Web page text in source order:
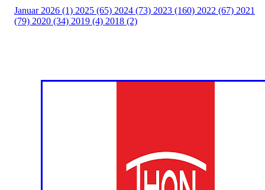
Januar 2026 (1) 2025 (65) 2024 (73) 2023 (160) 2022 (67) 2021
(79) 2020 (34) 2019 (4) 2018 (2)